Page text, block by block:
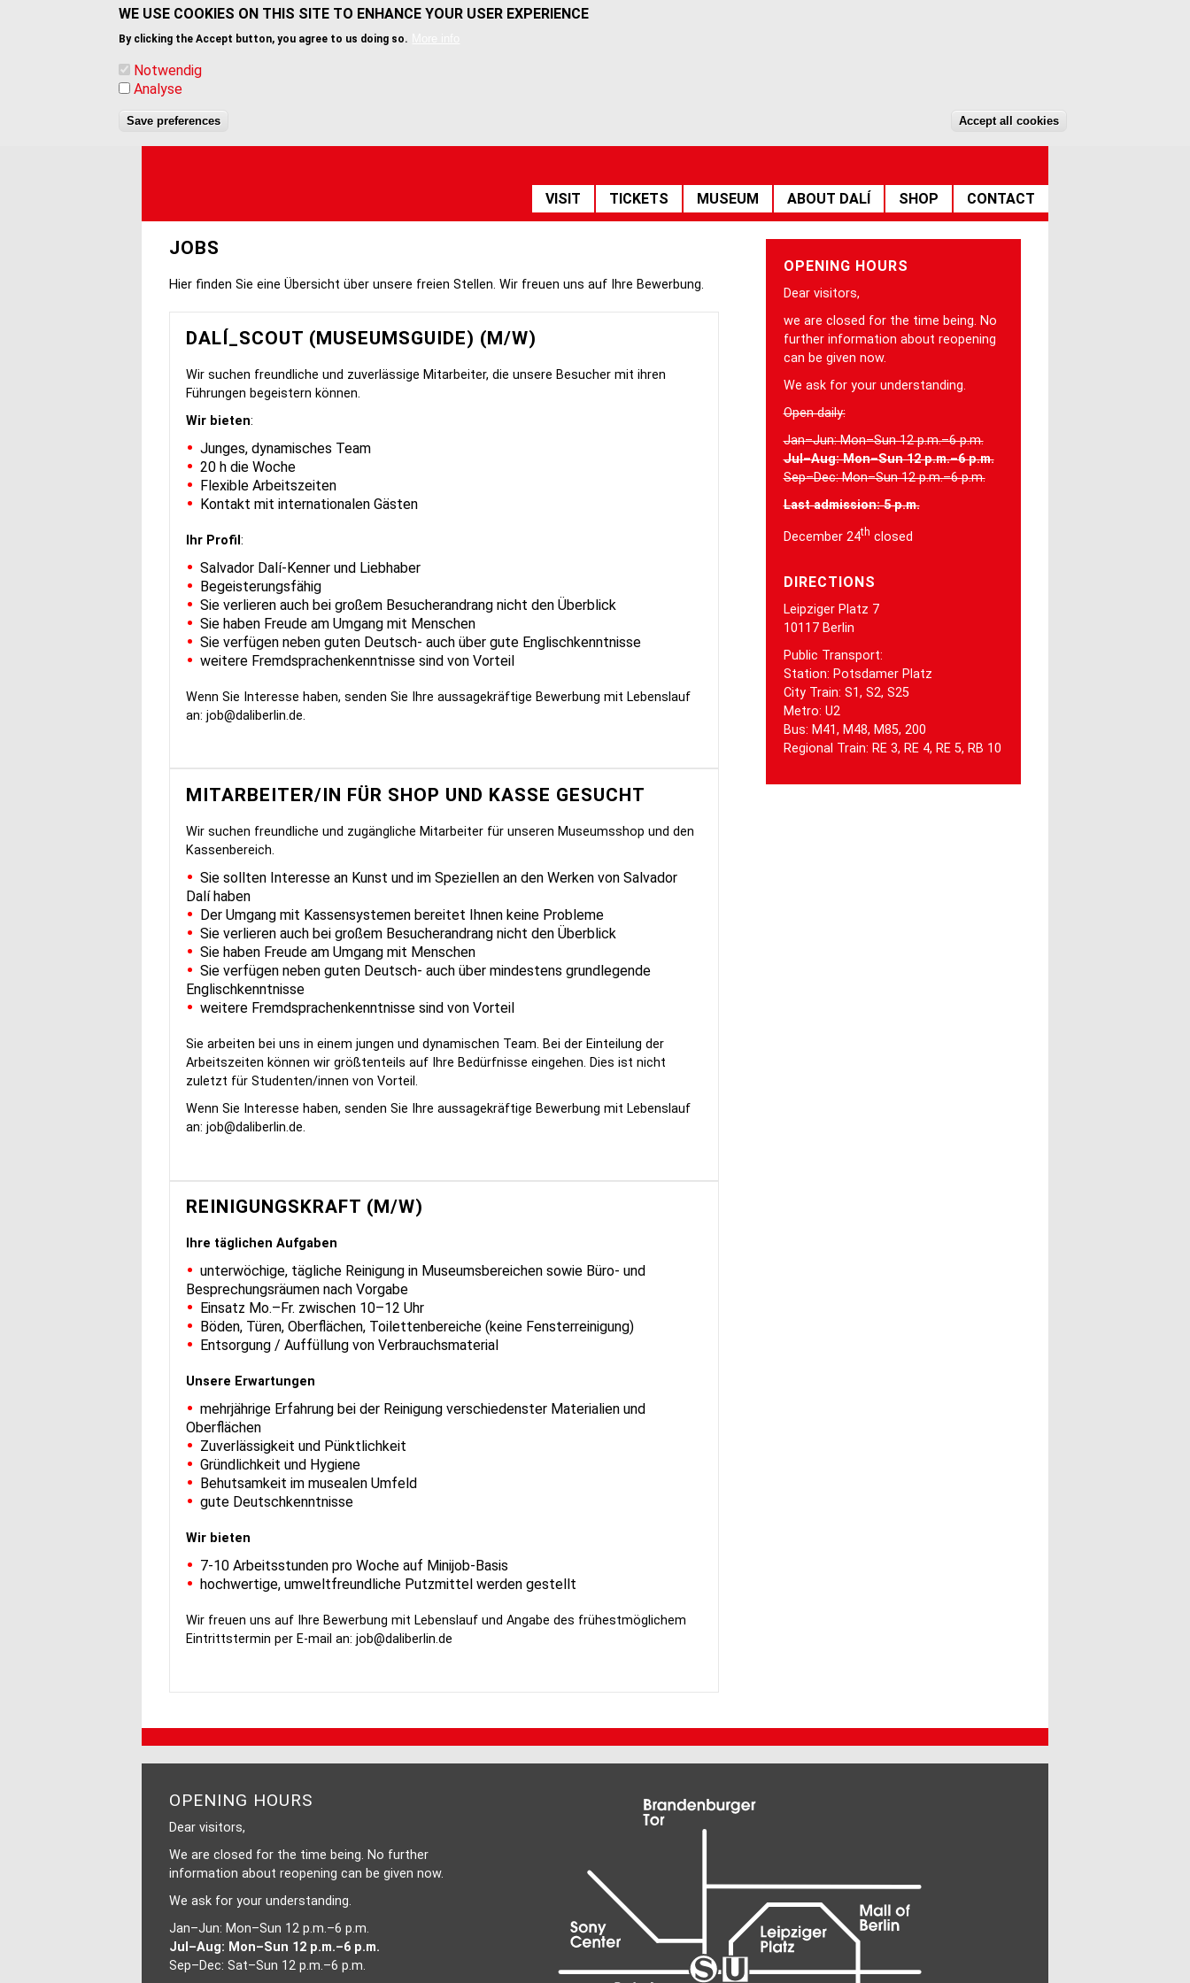
WE USE COOKIES ON THIS SITE TO ENHANCE YOUR USER EXPERIENCE
By clicking the Accept button, you agree to us doing so.
Notwendig
Analyse
Save preferences Accept all cookies
Skip
main
content
HAUPTNAVIGATION
VISIT TICKETS MUSEUM ABOUT DALÍ SHOP CONTACT
JOBS
Hier finden Sie eine Übersicht über unsere freien Stellen. Wir freuen uns auf Ihre Bewerbung.
DALÍ_SCOUT (MUSEUMSGUIDE) (M/W)
Wir suchen freundliche und zuverlässige Mitarbeiter, die unsere Besucher mit ihren
Führungen begeistern können.
Wir bieten:
Junges, dynamisches Team
20 h die Woche
Flexible Arbeitszeiten
Kontakt mit internationalen Gästen
Ihr Profil:
Salvador Dalí-Kenner und Liebhaber
Begeisterungsfähig
Sie verlieren auch bei großem Besucherandrang nicht den Überblick
Sie haben Freude am Umgang mit Menschen
Sie verfügen neben guten Deutsch- auch über gute Englischkenntnisse
weitere Fremdsprachenkenntnisse sind von Vorteil
Wenn Sie Interesse haben, senden Sie Ihre aussagekräftige Bewerbung mit Lebenslauf
an:job@daliberlin.de.
MITARBEITER/IN FÜR SHOP UND KASSE GESUCHT
Wir suchen freundliche und zugängliche Mitarbeiter für unseren Museumsshop und den
Kassenbereich.
Sie sollten Interesse an Kunst und im Speziellen an den Werken von Salvador
Dalí haben
Der Umgang mit Kassensystemen bereitet Ihnen keine Probleme
Sie verlieren auch bei großem Besucherandrang nicht den Überblick
Sie haben Freude am Umgang mit Menschen
Sie verfügen neben guten Deutsch- auch über mindestens grundlegende
Englischkenntnisse
weitere Fremdsprachenkenntnisse sind von Vorteil
Sie arbeiten bei uns in einem jungen und dynamischen Team. Bei der Einteilung der
Arbeitszeiten können wir größtenteils auf Ihre Bedürfnisse eingehen. Dies ist nicht
zuletzt für Studenten/innen von Vorteil.
Wenn Sie Interesse haben, senden Sie Ihre aussagekräftige Bewerbung mit Lebenslauf
an:job@daliberlin.de.
REINIGUNGSKRAFT (M/W)
Ihre täglichen Aufgaben
unterwöchige, tägliche Reinigung in Museumsbereichen sowie Büro- und
Besprechungsräumen nach Vorgabe
Einsatz Mo.–Fr. zwischen 10–12 Uhr
Böden, Türen, Oberflächen, Toilettenbereiche (keine Fensterreinigung)
Entsorgung / Auffüllung von Verbrauchsmaterial
Unsere Erwartungen
mehrjährige Erfahrung bei der Reinigung verschiedenster Materialien und
Oberflächen
Zuverlässigkeit und Pünktlichkeit
Gründlichkeit und Hygiene
Behutsamkeit im musealen Umfeld
gute Deutschkenntnisse
Wir bieten
7-10 Arbeitsstunden pro Woche auf Minijob-Basis
hochwertige, umweltfreundliche Putzmittel werden gestellt
Wir freuen uns auf Ihre Bewerbung mit Lebenslauf und Angabe des frühestmöglichem
Eintrittstermin per E-mail an:job@daliberlin.de
OPENING HOURS
Dear visitors,
we are closed for the time being. No
further information about reopening
can be given now.
We ask for your understanding.
Open daily:
Jan–Jun: Mon–Sun 12 p.m.–6 p.m.
Jul–Aug: Mon–Sun 12 p.m.–6 p.m.
Sep–Dec: Mon–Sun 12 p.m.–6 p.m.
Last admission: 5 p.m.
December 24th closed
DIRECTIONS
Leipziger Platz 7
10117 Berlin
Public Transport:
Station: Potsdamer Platz
City Train: S1, S2, S25
Metro: U2
Bus: M41, M48, M85, 200
Regional Train: RE 3, RE 4, RE 5, RB 10
OPENING HOURS
Dear visitors,
We are closed for the time being. No further
information about reopening can be given now.
We ask for your understanding.
Jan–Jun: Mon–Sun 12 p.m.–6 p.m.
Jul–Aug: Mon–Sun 12 p.m.–6 p.m.
Sep–Dec: Sat–Sun 12 p.m.–6 p.m.